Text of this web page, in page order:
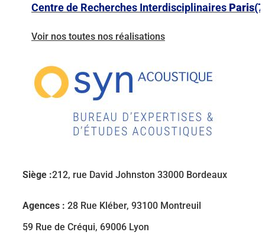
Centre de Recherches Interdisciplinaires
Voir nos toutes nos réalisations
Siège :212, rue David Johnston 33000 Bordeaux
Agences : 28 Rue Kléber, 93100 Montreuil
59 Rue de Créqui, 69006 Lyon